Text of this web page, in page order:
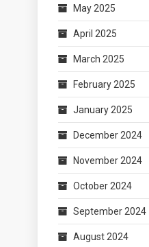
May 2025
April 2025
March 2025
February 2025
January 2025
December 2024
November 2024
October 2024
September 2024
August 2024